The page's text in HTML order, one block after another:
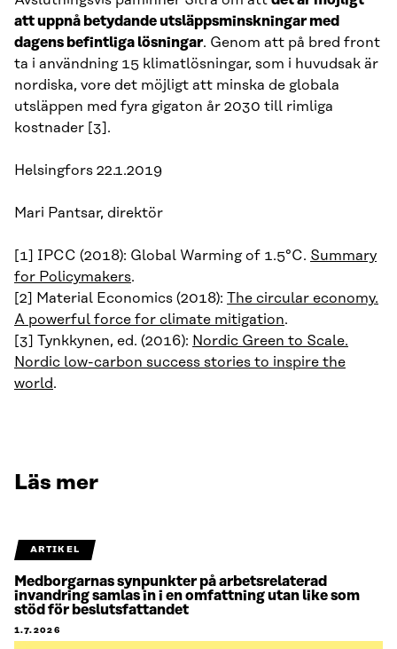
att uppnå betydande utsläppsminskningar med
dagens befintliga lösningar. Genom att på bred front
ta i användning 15 klimatlösningar, som i huvudsak är
nordiska, vore det möjligt att minska de globala
utsläppen med fyra gigaton år 2030 till rimliga
kostnader [3].
Helsingfors 22.1.2019
Mari Pantsar, direktör
[1] IPCC (2018): Global Warming of 1.5°C. Summary
for Policymakers.
[2] Material Economics (2018): The circular economy.
A powerful force for climate mitigation.
[3] Tynkkynen, ed. (2016): Nordic Green to Scale.
Nordic low-carbon success stories to inspire the
world.
Läs mer
ARTIKEL
Medborgarnas synpunkter på arbetsrelaterad
invandring samlas in i en omfattning utan like som
stöd för beslutsfattandet
1.7.2026